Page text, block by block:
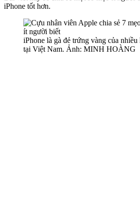
iPhone tốt hơn.
iPhone là gà đẻ trứng vàng của nhiều
tại Việt Nam. Ảnh: MINH HOÀNG